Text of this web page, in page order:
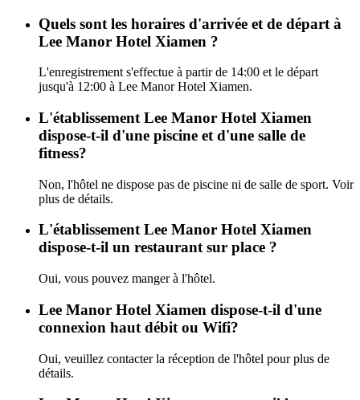
Quels sont les horaires d'arrivée et de départ à
Lee Manor Hotel Xiamen ?
L'enregistrement s'effectue à partir de 14:00 et le départ
jusqu'à 12:00 à Lee Manor Hotel Xiamen.
L'établissement Lee Manor Hotel Xiamen
dispose-t-il d'une piscine et d'une salle de
fitness?
Non, l'hôtel ne dispose pas de piscine ni de salle de sport. Voir
plus de détails.
L'établissement Lee Manor Hotel Xiamen
dispose-t-il un restaurant sur place ?
Oui, vous pouvez manger à l'hôtel.
Lee Manor Hotel Xiamen dispose-t-il d'une
connexion haut débit ou Wifi?
Oui, veuillez contacter la réception de l'hôtel pour plus de
détails.